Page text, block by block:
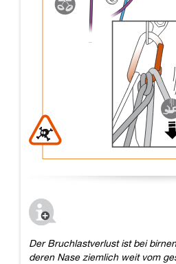
Der Bruchlastverlust ist bei
deren Nase ziemlich weit vom